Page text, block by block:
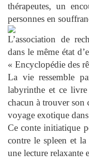
thérapeutes, un
personnes en
L’association de
dans le même état
« Encyclopédie des
La vie ressemble
labyrinthe et ce
chacun à trouver
voyage exotique
Ce conte initiatique
contre le spleen et la
une lecture relaxante